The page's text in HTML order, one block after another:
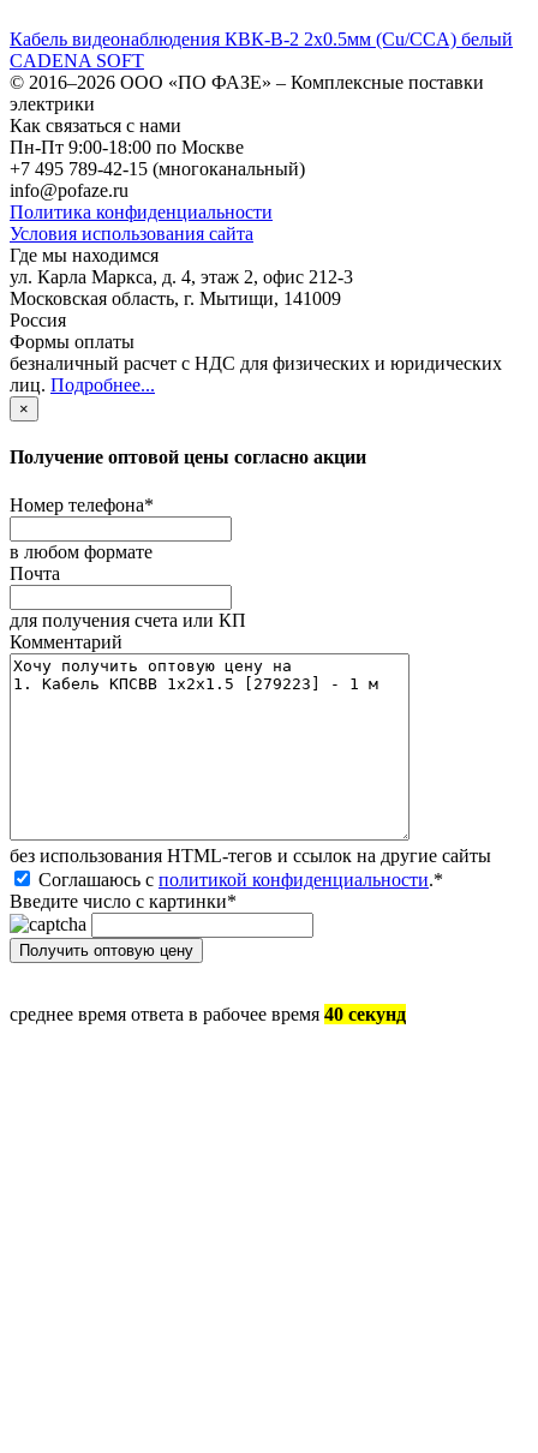
Кабель видеонаблюдения КВК-В-2 2х0.5мм (Cu/ССA) белый
CADENA SOFT
© 2016–2026 ООО «ПО ФАЗЕ» – Комплексные поставки
электрики
Как связаться с нами
Пн-Пт 9:00-18:00 по Москве
+7 495 789-42-15 (многоканальный)
info@pofaze.ru
Политика конфиденциальности
Условия использования сайта
Где мы находимся
ул. Карла Маркса, д. 4, этаж 2, офис 212-3
Московская область, г. Мытищи, 141009
Россия
Формы оплаты
безналичный расчет с НДС для физических и юридических
лиц. Подробнее...
×
Получение оптовой цены согласно акции
Номер телефона*
в любом формате
Почта
для получения счета или КП
Комментарий
без иcпользования HTML-тегов и ссылок на другие сайты
Соглашаюсь с политикой конфиденциальности.*
Введите число с картинки*
среднее время ответа в рабочее время 40 секунд